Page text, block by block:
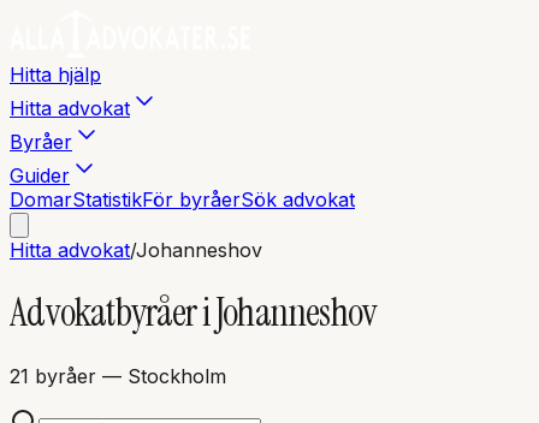
Hitta hjälp
Hitta advokat
Byråer
Guider
DomarStatistikFör byråerSök advokat
Hitta advokat/Johanneshov
Advokatbyråer iJohanneshov
21 byråer — Stockholm